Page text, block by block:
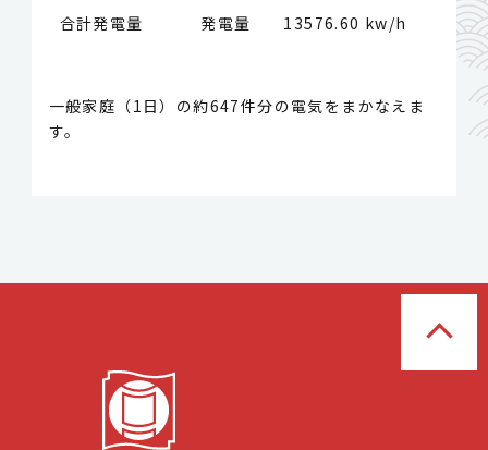
合計発電量 発電量
13576.60 kw/h
一般家庭（1日）の約647件分の電気をまかなえま
す。